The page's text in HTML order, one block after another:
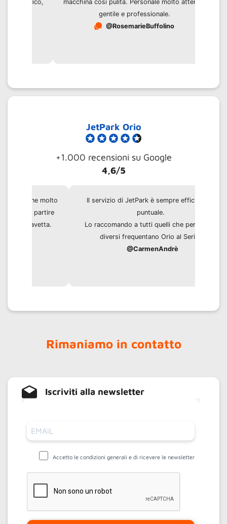
macchina così pulita. Personale molto attento,
gentile e professionale.
@RosemarieBuffolino
JetPark Orio
+1.000 recensioni su Google
4,6/5
Il servizio di JetPark è sempre efficiente e
Lo raccomando a tutti quelli che per motivi
diversi frequentano Orio al Serio.
@CarmenAndrè
Rimaniamo in contatto
Iscriviti alla newsletter
Accetto le condizioni generali e di ricevere le newsletter